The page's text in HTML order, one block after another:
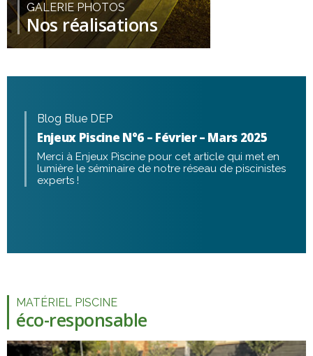
GALERIE PHOTOS
Nos réalisations
Blog Blue DEP
Enjeux Piscine N°6 – Février – Mars 2025
Merci à Enjeux Piscine pour cet article qui met en
lumière le séminaire de notre réseau de piscinistes
experts !
MATÉRIEL PISCINE
éco-responsable